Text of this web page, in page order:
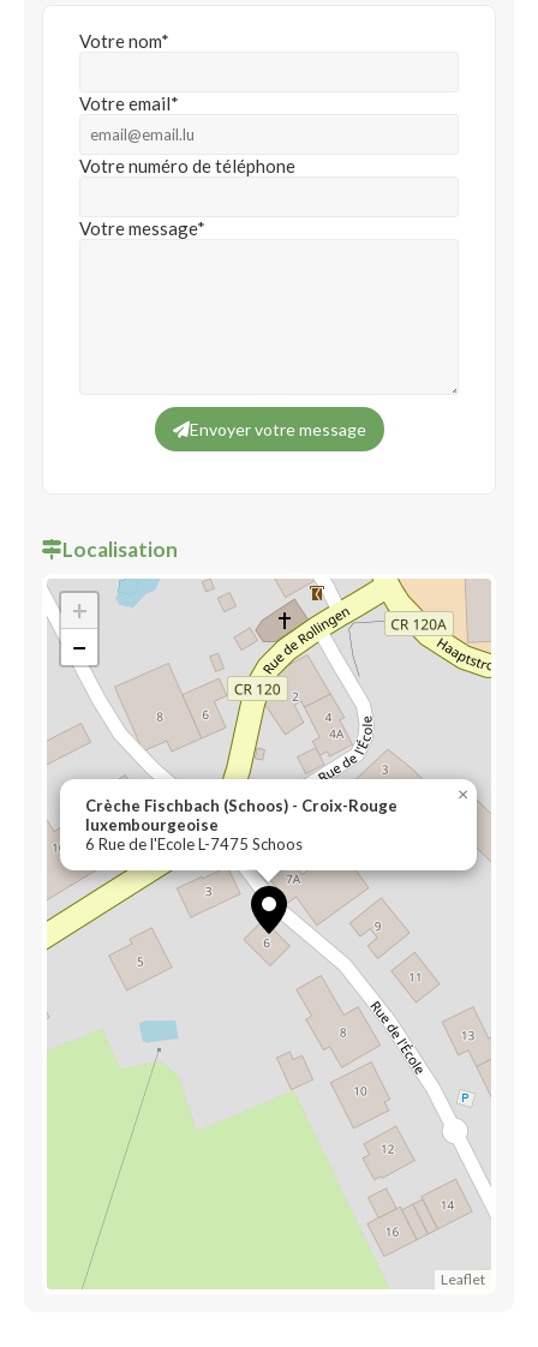
Votre nom*
Votre email*
Votre numéro de téléphone
Votre message*
Envoyer votre message
Localisation
Crèche Fischbach (Schoos) - Croix-Rouge
luxembourgeoise
6 Rue de l'Ecole L-7475 Schoos
×
+
−
Leaflet